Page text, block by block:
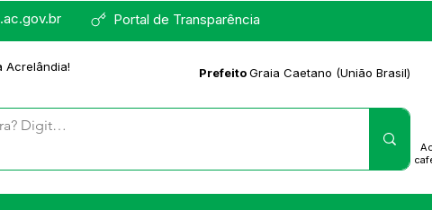
Portal de Transparência
Acrelândia! PrefeitoGraia Caetano (União Brasil)